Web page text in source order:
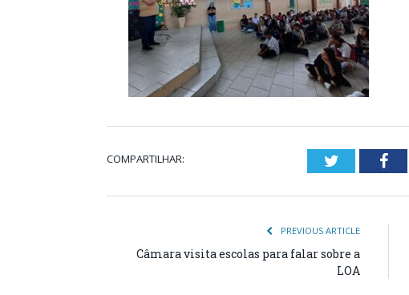
COMPARTILHAR: Twitter
PREVIOUS ARTICLE
Câmara visita escolas para falar sobre a
LOA